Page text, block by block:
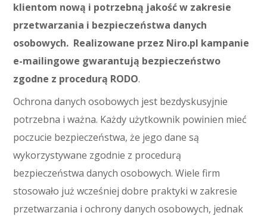
klientom nową i potrzebną jakość w zakresie
przetwarzania i bezpieczeństwa danych
osobowych. Realizowane przez Niro.pl kampanie
e-mailingowe gwarantują bezpieczeństwo
zgodne z procedurą RODO.
Ochrona danych osobowych jest bezdyskusyjnie
potrzebna i ważna. Każdy użytkownik powinien mieć
poczucie bezpieczeństwa, że jego dane są
wykorzystywane zgodnie z procedurą
bezpieczeństwa danych osobowych. Wiele firm
stosowało już wcześniej dobre praktyki w zakresie
przetwarzania i ochrony danych osobowych, jednak